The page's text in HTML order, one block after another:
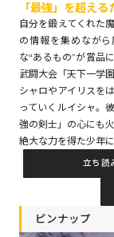
「最強」を超え
自分を鍛えてくれた
の情報を集めなが
な“あるもの”が賞品
武闘大会「天下一学
シャロやアイリスを
っていくルイシャ。
強の剣士」の心にも
絶大な力を得た少年
立ち読
ピンナップ